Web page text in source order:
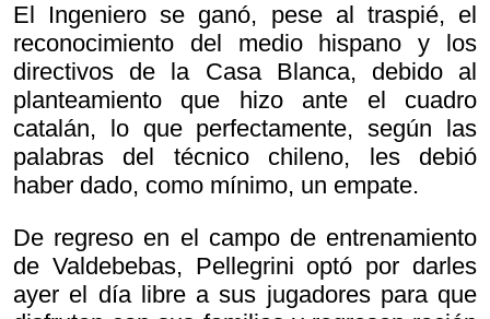
El Ingeniero se ganó, pese al traspié, el
reconocimiento del medio hispano y los
directivos de la Casa Blanca, debido al
planteamiento que hizo ante el cuadro
catalán, lo que perfectamente, según las
palabras del técnico chileno, les debió
haber dado, como mínimo, un empate.
De regreso en el campo de entrenamiento
de Valdebebas, Pellegrini optó por darles
ayer el día libre a sus jugadores para que